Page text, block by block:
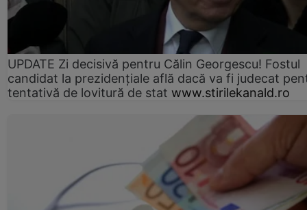
UPDATE Zi decisivă pentru Călin Georgescu! Fostul
candidat la prezidențiale află dacă va fi judecat
tentativă de lovitură de stat www.stirilekanald.ro